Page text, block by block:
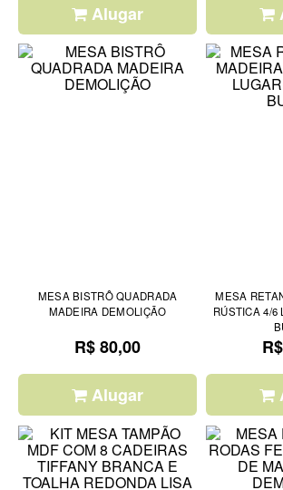
Alugar
MESA BISTRÔ QUADRADA
MADEIRA DEMOLIÇÃO
R$ 80,00
Alugar
MESA
RÚSTICA 4/6